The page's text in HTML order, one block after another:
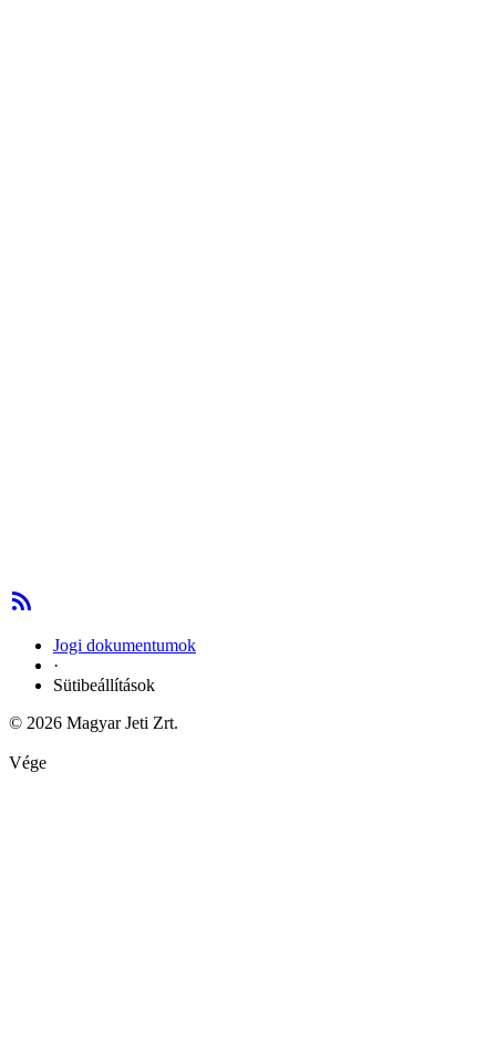
Jogi dokumentumok
·
Sütibeállítások
© 2026 Magyar Jeti Zrt.
Vége